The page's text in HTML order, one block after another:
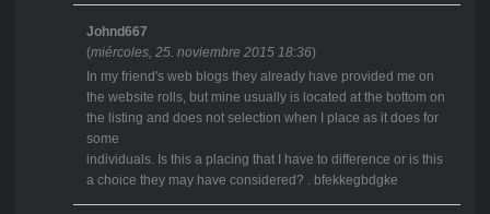
Johnd667
(miércoles, 25. noviembre 2015 18:36)
In my friend's web blogs they already have provided me on
the website rolls, but mine usually is located at the bottom on
the listing and does not selection when I place as it does for
some
individuals. Is this a placing that I have to difference or is this
a choice they may have considered? . bfekkegbdgke